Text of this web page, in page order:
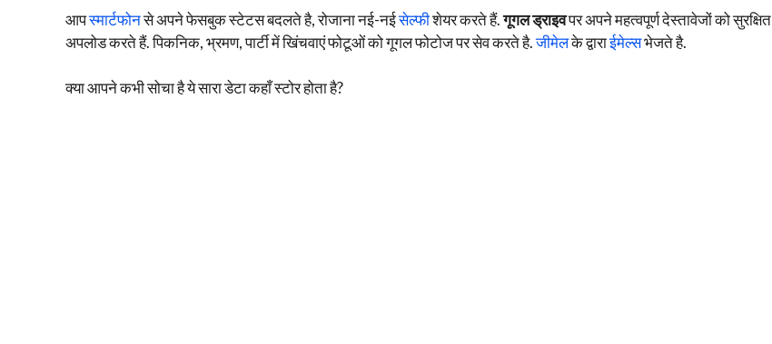
आपस्मार्टफोनसे अपने फेसबुक स्टेटस बदलते है, रोजाना नई-नईसेल्फीशेयर करते हैं.गूगल ड्राइवपर अपने महत्वपूर्ण देस्तावेजों को सुरक्षित
अपलोड करते हैं. पिकनिक, भ्रमण, पार्टी में खिंचवाएं फोटूओं को गूगल फोटोज पर सेव करते है.जीमेलके द्वाराईमेल्सभेजते है.
क्या आपने कभी सोचा है ये सारा डेटा कहाँ स्टोर होता है?